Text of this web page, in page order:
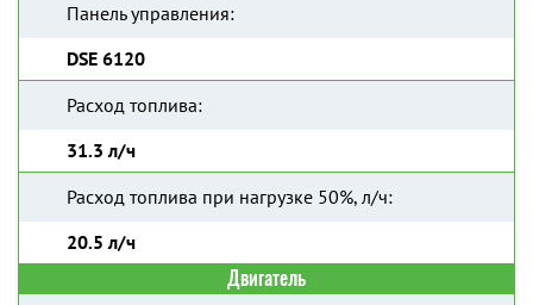
Панель управления:
DSE 6120
Расход топлива:
31.3 л/ч
Расход топлива при нагрузке 50%, л/ч:
20.5 л/ч
Двигатель